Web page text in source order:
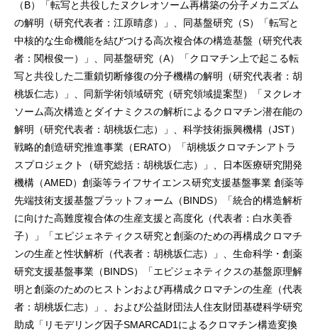
（B）「転写と共役したヌクレオソーム再構築の分子メカニズム
の解明（研究代表者：江原晴彦）」、同基盤研究（S）「転写と
中核的な生命機能を結びつける高次複合体の構造基盤（研究代表
者：関根俊一）」、同基盤研究（A）「クロマチン上で起こる転
写と共役した二重鎖切断修復の分子機構の解明（研究代表者：胡
桃坂仁志）」、同新学術領域研究（研究領域提案型）「ヌクレオ
ソーム高次構造とダイナミクスの解析によるクロマチン潜在能の
解明（研究代表者：胡桃坂仁志）」、科学技術振興機構（JST）
戦略的創造研究推進事業（ERATO）「胡桃坂クロマチンアトラ
スプロジェクト（研究総括：胡桃坂仁志）」、日本医療研究開発
機構（AMED）創薬等ライフサイエンス研究支援基盤事業 創薬等
先端技術支援基盤プラットフォーム（BINDS）「統合的構造解析
に向けた高難度複合体の生産支援と高度化（代表者：白水美香
子）」「エピジェネティクス研究と創薬のための再構成クロマチ
ンの生産と性状解析（代表者：胡桃坂仁志）」、生命科学・創薬
研究支援基盤事業（BINDS）「エピジェネティクスの基盤原理解
明と創薬のためのヒストンおよび再構成クロマチンの生産（代表
者：胡桃坂仁志）」、および公益財団法人住友財団基礎科学研究
助成「リモデリング因子SMARCAD1によるクロマチン構造変換